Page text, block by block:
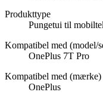
Produkttype
Pungetui til
Kompatibel med (model/
OnePlus 7T Pro
Kompatibel med (mærke)
OnePlus